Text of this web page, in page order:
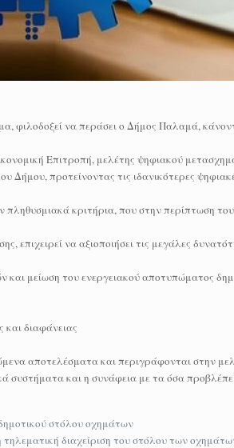
φιλοδοξεί να περάσει ο Δήμος Παλαμά,
Επιτροπή, μελέτης ψηφιακού
Δήμου, προτείνοντας τις ιδανικότερες
πληθυσμιακά κριτήρια, που στην περίπτωση
επιχειρεί να αξιοποιήσει τις μεγάλες
και μείωση του ενεργειακού αποτυπώματος
και διαφάνειας
αποτελέσματα και περιγράφονται στην
συστήματα και η συνάφεια με τα όσα
στόλου οχημάτων
διαχείριση του στόλου των